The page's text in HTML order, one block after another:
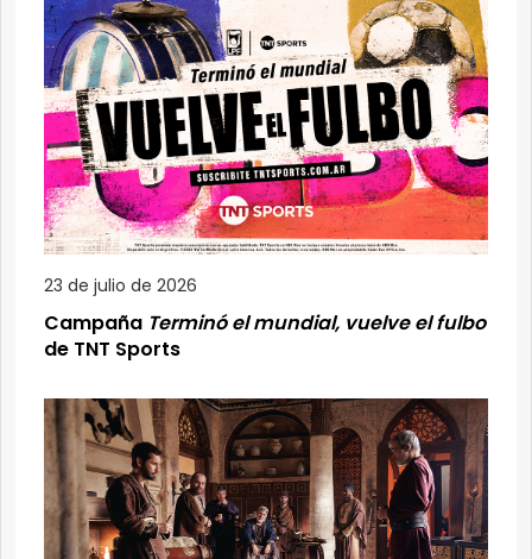
23 de julio de 2026
Campaña Terminó el mundial, vuelve el fulbo
de TNT Sports